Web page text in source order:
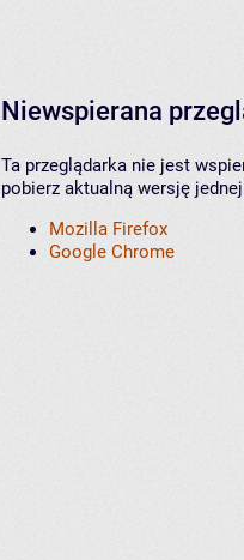
Niewspierana
Ta przeglądarka nie jest
pobierz aktualną wersję
Mozilla Firefox
Google Chrome